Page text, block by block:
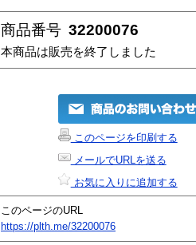
商品番号 32200076
本商品は販売を終了しました
このページを印刷する
メールでURLを送る
お気に入りに追加する
このページのURL
https://plth.me/32200076